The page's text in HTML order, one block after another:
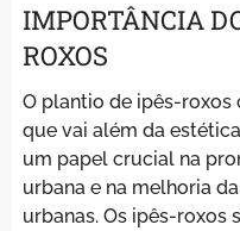
IMPORTÂNCIA
ROXOS
O plantio de ipês-roxos
que vai além da
um papel crucial na
urbana e na melhoria
urbanas. Os ipês-roxos